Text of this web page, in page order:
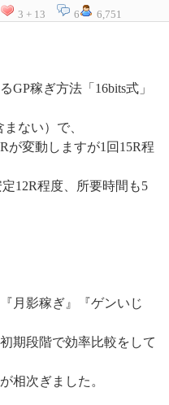
3 + 13 6 6,751
GP稼ぎ方法「16bits式」
ない）で、
が変動しますが1回15R程
12R程度、所要時間も5
月影稼ぎ』『ゲンいじ
期段階で効率比較をして
相次ぎました。